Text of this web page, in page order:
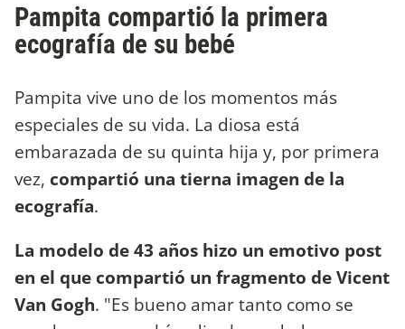
Pampita compartió la primera
ecografía de su bebé
Pampita vive uno de los momentos más
especiales de su vida. La diosa está
embarazada de su quinta hija y, por primera
vez, compartió una tierna imagen de la
ecografía.
La modelo de 43 años hizo un emotivo post
en el que compartió un fragmento de Vicent
Van Gogh. "Es bueno amar tanto como se